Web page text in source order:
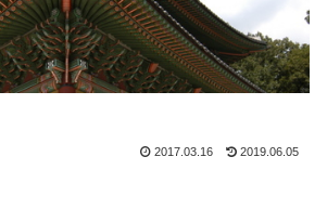
2017.03.16 2019.06.05